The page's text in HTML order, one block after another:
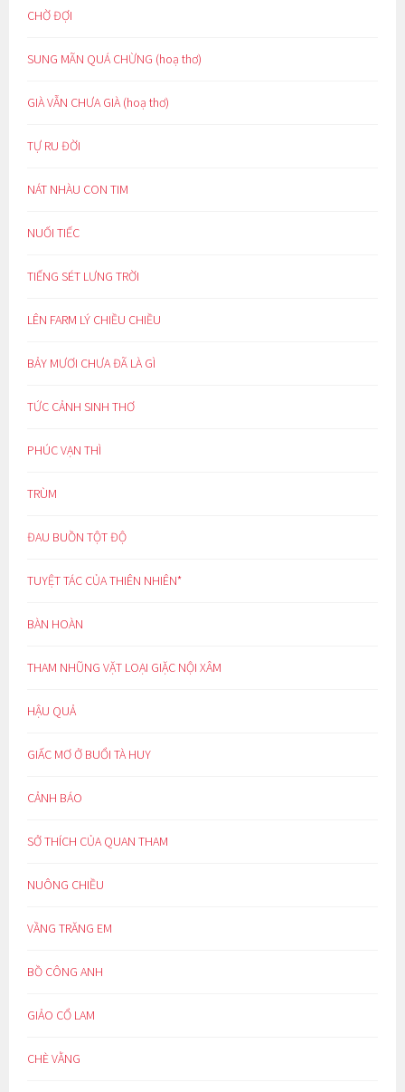
CHỜ ĐỢI
SUNG MÃN QUÁ CHỪNG (hoạ thơ)
GIÀ VẪN CHƯA GIÀ (hoạ thơ)
TỰ RU ĐỜI
NÁT NHÀU CON TIM
NUỐI TIẾC
TIẾNG SÉT LƯNG TRỜI
LÊN FARM LÝ CHIỀU CHIỀU
BẢY MƯƠI CHƯA ĐÃ LÀ GÌ
TỨC CẢNH SINH THƠ
PHÚC VẠN THÌ
TRÙM
ĐAU BUỒN TỘT ĐỘ
TUYỆT TÁC CỦA THIÊN NHIÊN*
BÀN HOÀN
THAM NHŨNG VẶT LOẠI GIẶC NỘI XÂM
HẬU QUẢ
GIẤC MƠ Ở BUỔI TÀ HUY
CẢNH BÁO
SỞ THÍCH CỦA QUAN THAM
NUÔNG CHIỀU
VẦNG TRĂNG EM
BỒ CÔNG ANH
GIẢO CỔ LAM
CHÈ VẰNG